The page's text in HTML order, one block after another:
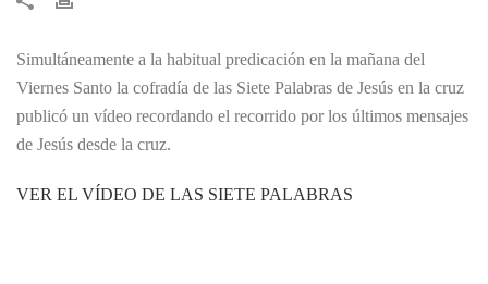
Simultáneamente a la habitual predicación en la mañana del
Viernes Santo la cofradía de las Siete Palabras de Jesús en la cruz
publicó un vídeo recordando el recorrido por los últimos mensajes
de Jesús desde la cruz.
VER EL VÍDEO DE LAS SIETE PALABRAS